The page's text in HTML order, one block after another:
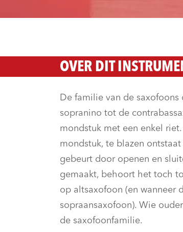
OVER DIT
De familie van de
sopranino tot de
mondstuk met een enkel
mondstuk, te blazen
gebeurt door openen en
gemaakt, behoort het toch
op altsaxofoon (en wanneer
sopraansaxofoon). Wie
de saxofoonfamilie.